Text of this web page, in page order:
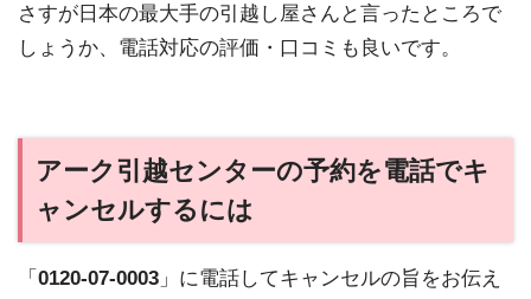
さすが日本の最大手の引越し屋さんと言ったところで
しょうか、電話対応の評価・口コミも良いです。
アーク引越センターの予約を電話でキ
ャンセルするには
「 0120-07-0003 」に電話してキャンセルの旨をお伝え